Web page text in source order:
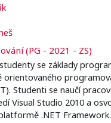
(PG - 2021 - ZS)
se základy
orientovaného
Studenti se naučí
Visual Studio 2010 a
.NET Framework.